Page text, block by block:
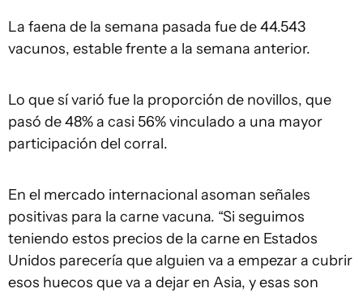
La faena de la semana pasada fue de 44.543
vacunos, estable frente a la semana anterior.
Lo que sí varió fue la proporción de novillos, que
pasó de 48% a casi 56% vinculado a una mayor
participación del corral.
En el mercado internacional asoman señales
positivas para la carne vacuna. “Si seguimos
teniendo estos precios de la carne en Estados
Unidos parecería que alguien va a empezar a cubrir
esos huecos que va a dejar en Asia, y esas son